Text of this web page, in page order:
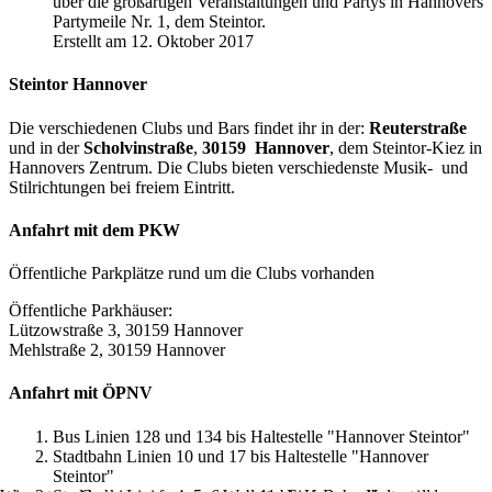
Partymeile Nr. 1, dem Steintor.
Erstellt am 12. Oktober 2017
Steintor Hannover
Die verschiedenen Clubs und Bars findet ihr in der: Reuterstraße
und in derScholvinstraße, 30159 Hannover, dem Steintor-Kiez in
Hannovers Zentrum. Die Clubs bieten verschiedenste Musik- und
Stilrichtungen bei freiem Eintritt.
Anfahrt mit dem PKW
Öffentliche Parkplätze rund um die Clubs vorhanden
Öffentliche Parkhäuser:
Lützowstraße 3, 30159 Hannover
Mehlstraße 2, 30159 Hannover
Anfahrt mit ÖPNV
Bus Linien 128 und 134 bis Haltestelle "Hannover Steintor"
Stadtbahn Linien 10 und 17 bis Haltestelle "Hannover
Steintor"